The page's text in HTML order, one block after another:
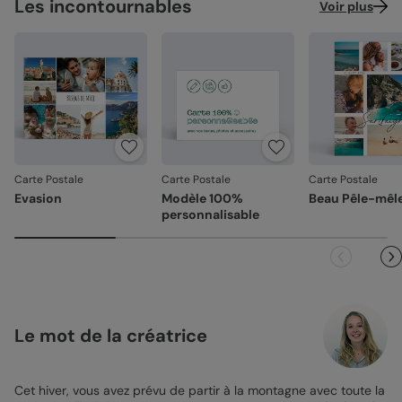
Les incontournables Voir plus
Carte Postale
Evasion
Carte Postale
Modèle 100%
personnalisable
Carte Postale
Beau Pêle-
Le mot de la créatrice
Cet hiver, vous avez prévu de partir à la montagne avec toute la